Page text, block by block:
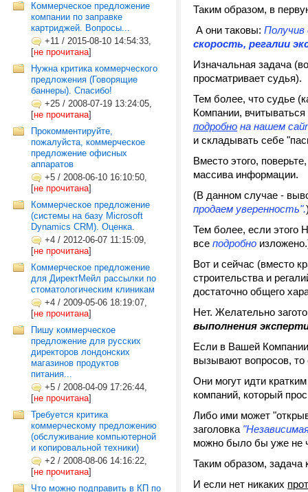
Коммерческое предложение
компании по заправке
картриджей. Вопросы...
+11 / 2015-08-10 14:54:33,
[не прочитана]
Нужна критика коммерческого
предложения (Говорящие
баннеры). Спасибо!
+25 / 2008-07-19 13:24:05,
[не прочитана]
Прокомментируйте,
пожалуйста, коммерческое
предложение офисных
аппаратов
+5 / 2008-06-10 16:10:50,
[не прочитана]
Коммерческое предложение
(системы на базу Microsoft
Dynamics CRM). Оценка.
+4 / 2012-06-07 11:15:09,
[не прочитана]
Коммерческое предложение
для ДиректМейл рассылки по
стоматологическим клиникам
+4 / 2009-05-06 18:19:07,
[не прочитана]
Пишу коммерческое
предложение для русских
директоров лондонских
магазинов продуктов
питания...
+5 / 2008-04-09 17:26:44,
[не прочитана]
Требуется критика
коммерческому предложению
(обслуживание компьютерной
и копировальной техники)
+2 / 2008-08-06 14:16:22,
[не прочитана]
Что можно подправить в КП по
Таким образом, в
А они таковы:
скорость, регалии
Изначальная задача
просматривает судья).
Тем более, что судье
Компании,
подробно на нашем
и складывать себе
Вместо этого,
массива информации.
(В данном случае -
продаем уверенность".
Тем более, если этого
все подробно
Вот и сейчас (вместо
строительства и
достаточно общего
Нет. Желательно
выполнения
Если в Вашей
вызывают вопросов, то
Они могут идти
компаний, который
Либо ими может
заголовка
можно было бы уже не
Таким образом, задача
И если нет никаких